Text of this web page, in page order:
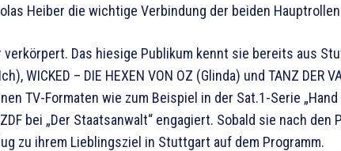
Heiber die wichtige Verbindung der beiden
verkörpert. Das hiesige Publikum kennt sie bereits aus
WICKED – DIE HEXEN VON OZ (Glinda) und TANZ DER
TV-Formaten wie zum Beispiel in der Sat.1-Serie „Hand
bei „Der Staatsanwalt“ engagiert. Sobald sie nach den
zu ihrem Lieblingsziel in Stuttgart auf dem Programm.